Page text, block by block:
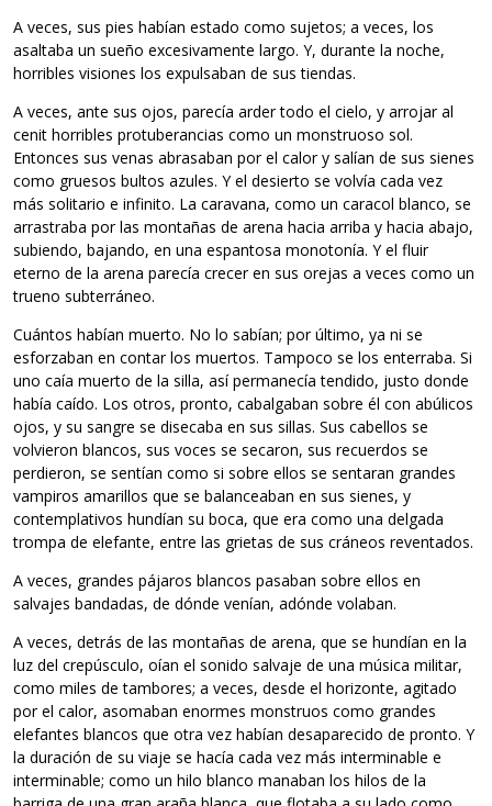
A veces, sus pies habían estado como sujetos; a veces, los
asaltaba un sueño excesivamente largo. Y, durante la noche,
horribles visiones los expulsaban de sus tiendas.
A veces, ante sus ojos, parecía arder todo el cielo, y arrojar al
cenit horribles protuberancias como un monstruoso sol.
Entonces sus venas abrasaban por el calor y salían de sus sienes
como gruesos bultos azules. Y el desierto se volvía cada vez
más solitario e infinito. La caravana, como un caracol blanco, se
arrastraba por las montañas de arena hacia arriba y hacia abajo,
subiendo, bajando, en una espantosa monotonía. Y el fluir
eterno de la arena parecía crecer en sus orejas a veces como un
trueno subterráneo.
Cuántos habían muerto. No lo sabían; por último, ya ni se
esforzaban en contar los muertos. Tampoco se los enterraba. Si
uno caía muerto de la silla, así permanecía tendido, justo donde
había caído. Los otros, pronto, cabalgaban sobre él con abúlicos
ojos, y su sangre se disecaba en sus sillas. Sus cabellos se
volvieron blancos, sus voces se secaron, sus recuerdos se
perdieron, se sentían como si sobre ellos se sentaran grandes
vampiros amarillos que se balanceaban en sus sienes, y
contemplativos hundían su boca, que era como una delgada
trompa de elefante, entre las grietas de sus cráneos reventados.
A veces, grandes pájaros blancos pasaban sobre ellos en
salvajes bandadas, de dónde venían, adónde volaban.
A veces, detrás de las montañas de arena, que se hundían en la
luz del crepúsculo, oían el sonido salvaje de una música militar,
como miles de tambores; a veces, desde el horizonte, agitado
por el calor, asomaban enormes monstruos como grandes
elefantes blancos que otra vez habían desaparecido de pronto. Y
la duración de su viaje se hacía cada vez más interminable e
interminable; como un hilo blanco manaban los hilos de la